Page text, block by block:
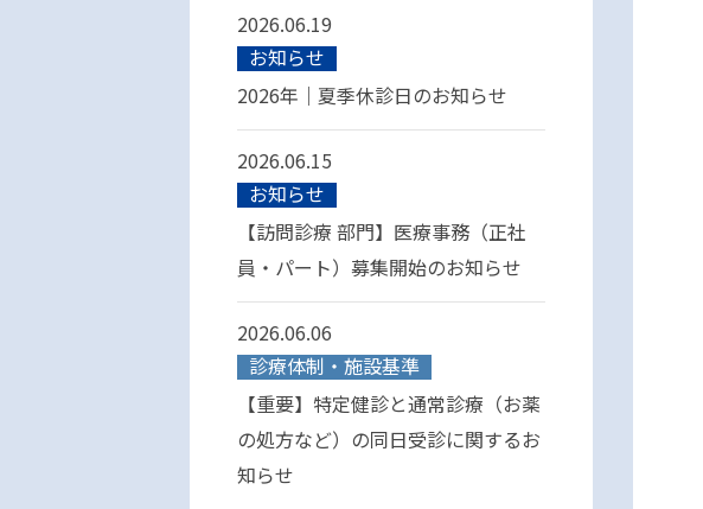
2026.06.19
お知らせ
2026年｜夏季休診日のお知らせ
2026.06.15
お知らせ
【訪問診療 部門】医療事務（正社
員・パート）募集開始のお知らせ
2026.06.06
診療体制・施設基準
【重要】特定健診と通常診療（お薬
の処方など）の同日受診に関するお
知らせ